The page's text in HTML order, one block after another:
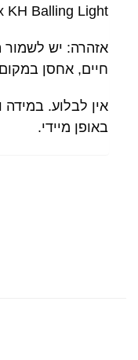
KH Balling Light
אזהרה: יש לשמור
חיים, אחסן
אין לבלוע. במידה
באופן מיידי.